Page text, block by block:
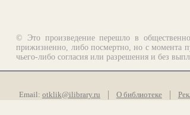
© Это произведение перешло в
прижизненно, либо посмертно, но с момента
чьего-либо согласия или разрешения и без
Email: otklik@ilibrary.ru О библиотеке